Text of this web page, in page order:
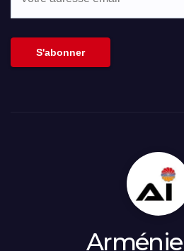
S'abonner